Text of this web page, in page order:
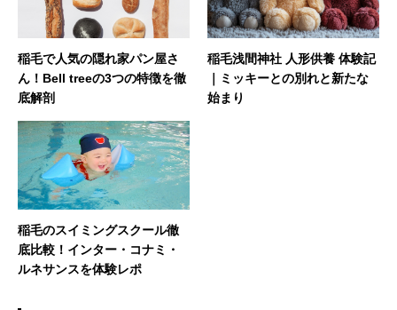
稲毛で人気の隠れ家パン屋さ
ん！Bell treeの3つの特徴を徹
底解剖
稲毛浅間神社 人形供養 体験記
｜ミッキーとの別れと新たな
始まり
稲毛のスイミングスクール徹
底比較！インター・コナミ・
ルネサンスを体験レポ